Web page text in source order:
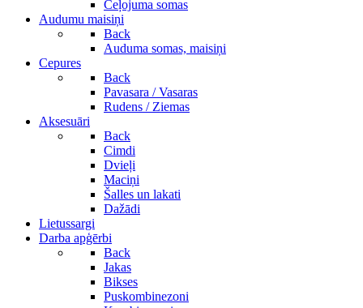
Ceļojuma somas
Audumu maisiņi
Back
Auduma somas, maisiņi
Cepures
Back
Pavasara / Vasaras
Rudens / Ziemas
Aksesuāri
Back
Cimdi
Dvieļi
Maciņi
Šalles un lakati
Dažādi
Lietussargi
Darba apģērbi
Back
Jakas
Bikses
Puskombinezoni